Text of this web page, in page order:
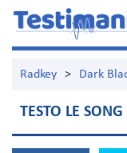
Radkey > Dark
TESTO LE SONG